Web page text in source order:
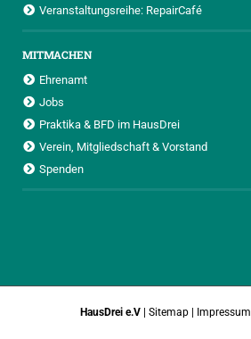
Veranstaltungsreihe: RepairCafé
MITMACHEN
Ehrenamt
Jobs
Praktika & BFD im HausDrei
Verein, Mitgliedschaft & Vorstand
Spenden
HausDrei e.V | Sitemap| Impressum